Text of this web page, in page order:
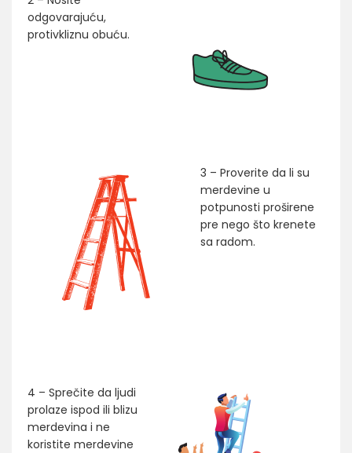
odgovarajuću,
protivkliznu obuću.
3 – Proverite da li su
merdevine u
potpunosti proširene
pre nego što krenete
sa radom.
4 – Sprečite da ljudi
prolaze ispod ili blizu
merdevina i ne
koristite merdevine